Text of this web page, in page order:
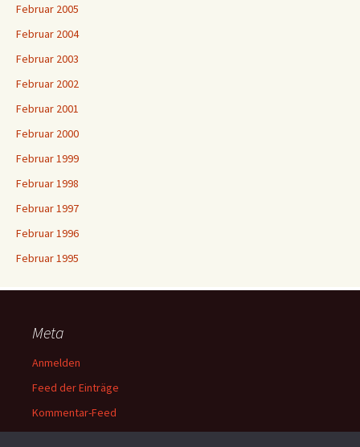
Februar 2005
Februar 2004
Februar 2003
Februar 2002
Februar 2001
Februar 2000
Februar 1999
Februar 1998
Februar 1997
Februar 1996
Februar 1995
Meta
Anmelden
Feed der Einträge
Kommentar-Feed